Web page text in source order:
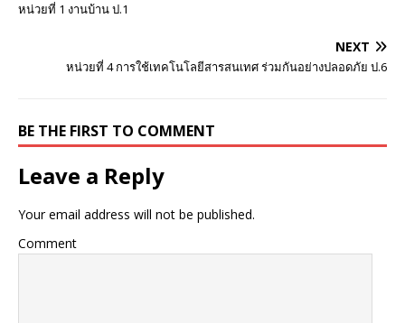
หน่วยที่ 1 งานบ้าน ป.1
NEXT
หน่วยที่ 4 การใช้เทคโนโลยีสารสนเทศ ร่วมกันอย่างปลอดภัย ป.6
BE THE FIRST TO COMMENT
Leave a Reply
Your email address will not be published.
Comment